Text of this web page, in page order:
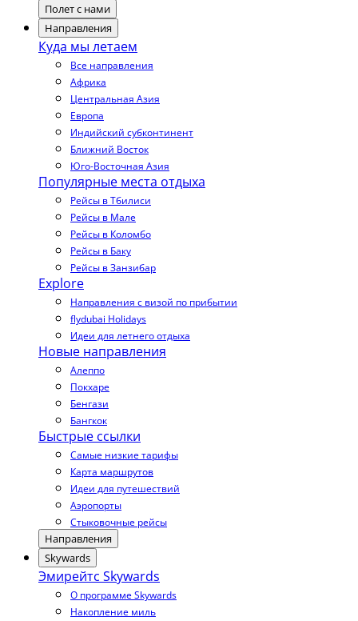
Полет с нами
Направления
Куда мы летаем
Все направления
Африка
Центральная Азия
Европа
Индийский субконтинент
Ближний Восток
Юго-Восточная Азия
Популярные места отдыха
Рейсы в Тбилиси
Рейсы в Мале
Рейсы в Коломбо
Рейсы в Баку
Рейсы в Занзибар
Explore
Направления с визой по прибытии
flydubai Holidays
Идеи для летнего отдыха
Новые направления
Алеппо
Покхаре
Бенгази
Бангкок
Быстрые ссылки
Самые низкие тарифы
Карта маршрутов
Идеи для путешествий
Аэропорты
Стыковочные рейсы
Направления
Skywards
Эмирейтс Skywards
О программе Skywards
Накопление миль